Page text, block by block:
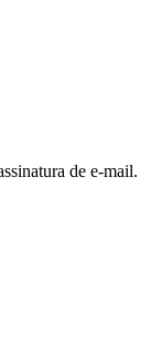
de e-mail.